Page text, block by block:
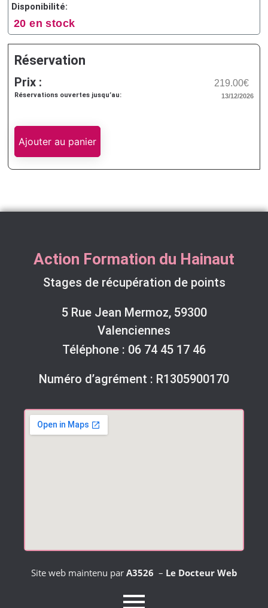
Disponibilité:
20 en stock
Réservation
Prix : 219.00€
Réservations ouvertes jusqu’au: 13/12/2026
Ajouter au panier
Action Formation du Hainaut
Stages de récupération de points
5 Rue Jean Mermoz, 59300
Valenciennes
Téléphone : 06 74 45 17 46
Numéro d’agrément : R1305900170
Site web maintenu par A3526 – Le Docteur Web